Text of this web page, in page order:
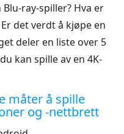
ray-spiller? Hva er
det verdt å kjøpe en
deler en liste over 5
kan spille av en 4K-
måter å spille
og -nettbrett